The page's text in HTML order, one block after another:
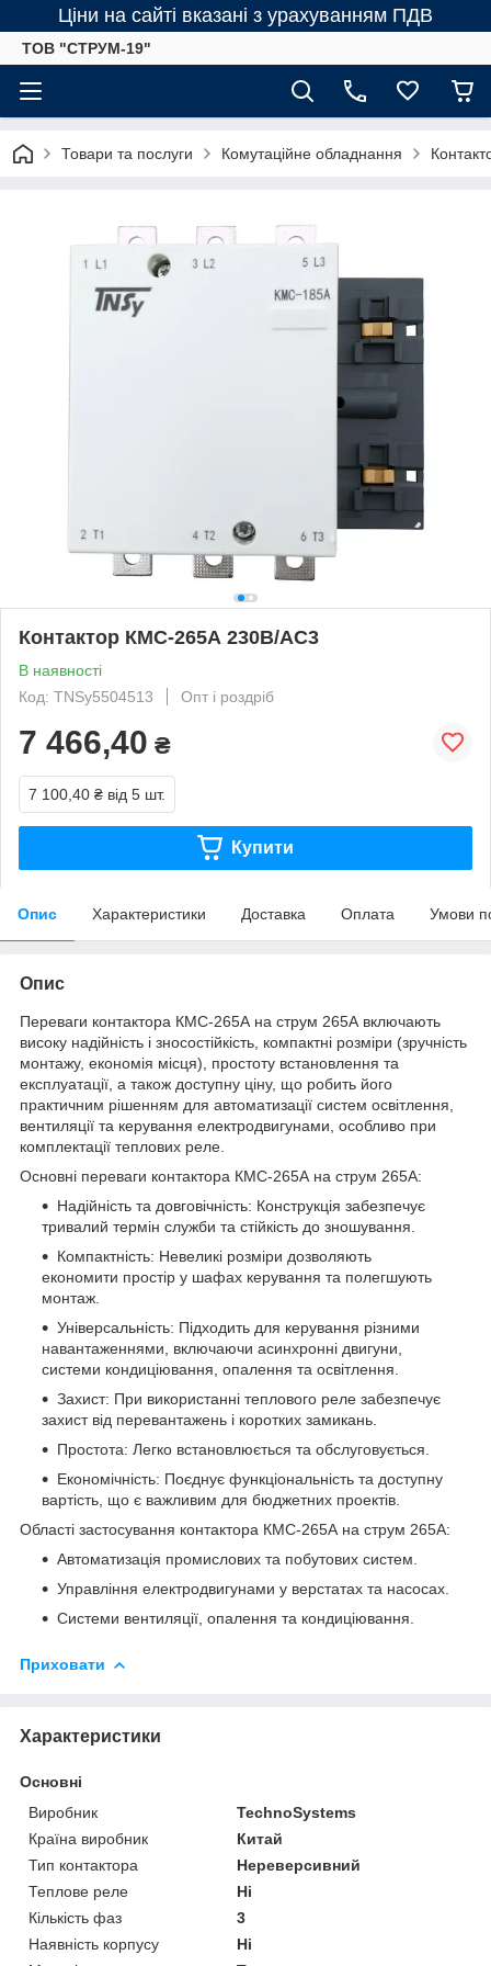
Ціни на сайті вказані з урахуванням ПДВ
ТОВ "СТРУМ-19"
Товари та послуги Комутаційне обладнання
Контактор КМС-265А 230В/АС3
В наявності
Код: TNSy5504513
Опт і роздріб
7 466,40 ₴
7 100,40 ₴ від 5 шт.
Купити
Опис Характеристики Доставка Оплата Умови
Опис
Переваги контактора КМС-265А на струм 265А включають
високу надійність і зносостійкість, компактні розміри (зручність
монтажу, економія місця), простоту встановлення та
експлуатації, а також доступну ціну, що робить його
практичним рішенням для автоматизації систем освітлення,
вентиляції та керування електродвигунами, особливо при
комплектації теплових реле.
Основні переваги контактора КМС-265А на струм 265А:
Надійність та довговічність: Конструкція забезпечує
тривалий термін служби та стійкість до зношування.
Компактність: Невеликі розміри дозволяють
економити простір у шафах керування та полегшують
монтаж.
Універсальність: Підходить для керування різними
навантаженнями, включаючи асинхронні двигуни,
системи кондиціювання, опалення та освітлення.
Захист: При використанні теплового реле забезпечує
захист від перевантажень і коротких замикань.
Простота: Легко встановлюється та обслуговується.
Економічність: Поєднує функціональність та доступну
вартість, що є важливим для бюджетних проектів.
Області застосування контактора КМС-265А на струм 265А:
Автоматизація промислових та побутових систем.
Управління електродвигунами у верстатах та насосах.
Системи вентиляції, опалення та кондиціювання.
Приховати
Характеристики
Основні
Виробник
TechnoSystems
Країна виробник
Китай
Тип контактора
Нереверсивний
Теплове реле
Ні
Кількість фаз
3
Наявність корпусу
Ні